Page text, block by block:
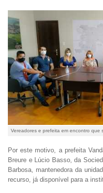
Vereadores e prefeita em encontro que
Por este motivo, a prefeita
Breure e Lúcio Basso, da
Barbosa, mantenedora da
recurso, já disponível para a